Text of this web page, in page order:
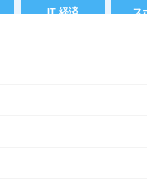
IT 経済 ス